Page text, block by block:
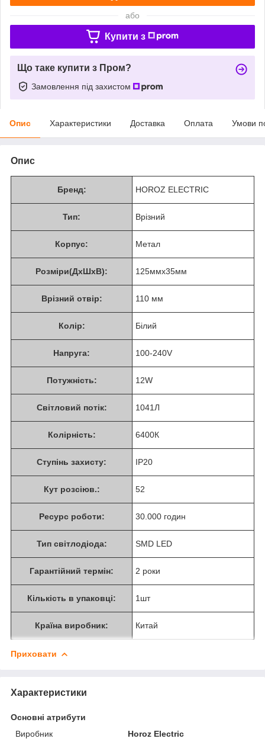
або
Купити з
Що таке купити з Пром?
Замовлення під захистом
Опис Характеристики Доставка Оплата Умови
Опис
Бренд: HOROZ ELECTRIC
Тип: Врізний
Корпус: Метал
Розміри(ДхШхВ): 125ммх35мм
Врізний отвір: 110 мм
Колір: Білий
Напруга: 100-240V
Потужність: 12W
Світловий потік: 1041Л
Колірність: 6400К
Ступінь захисту: ІР20
Кут розсіюв.: 52
Ресурс роботи: 30.000 годин
Тип світлодіода: SMD LED
Гарантійний термін: 2 роки
Кількість в упаковці: 1шт
Країна виробник: Китай
Приховати
Характеристики
Основні атрибути
Виробник
Horoz Electric